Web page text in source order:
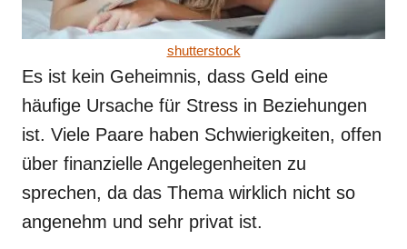
shutterstock
Es ist kein Geheimnis, dass Geld eine
häufige Ursache für Stress in Beziehungen
ist. Viele Paare haben Schwierigkeiten, offen
über finanzielle Angelegenheiten zu
sprechen, da das Thema wirklich nicht so
angenehm und sehr privat ist.